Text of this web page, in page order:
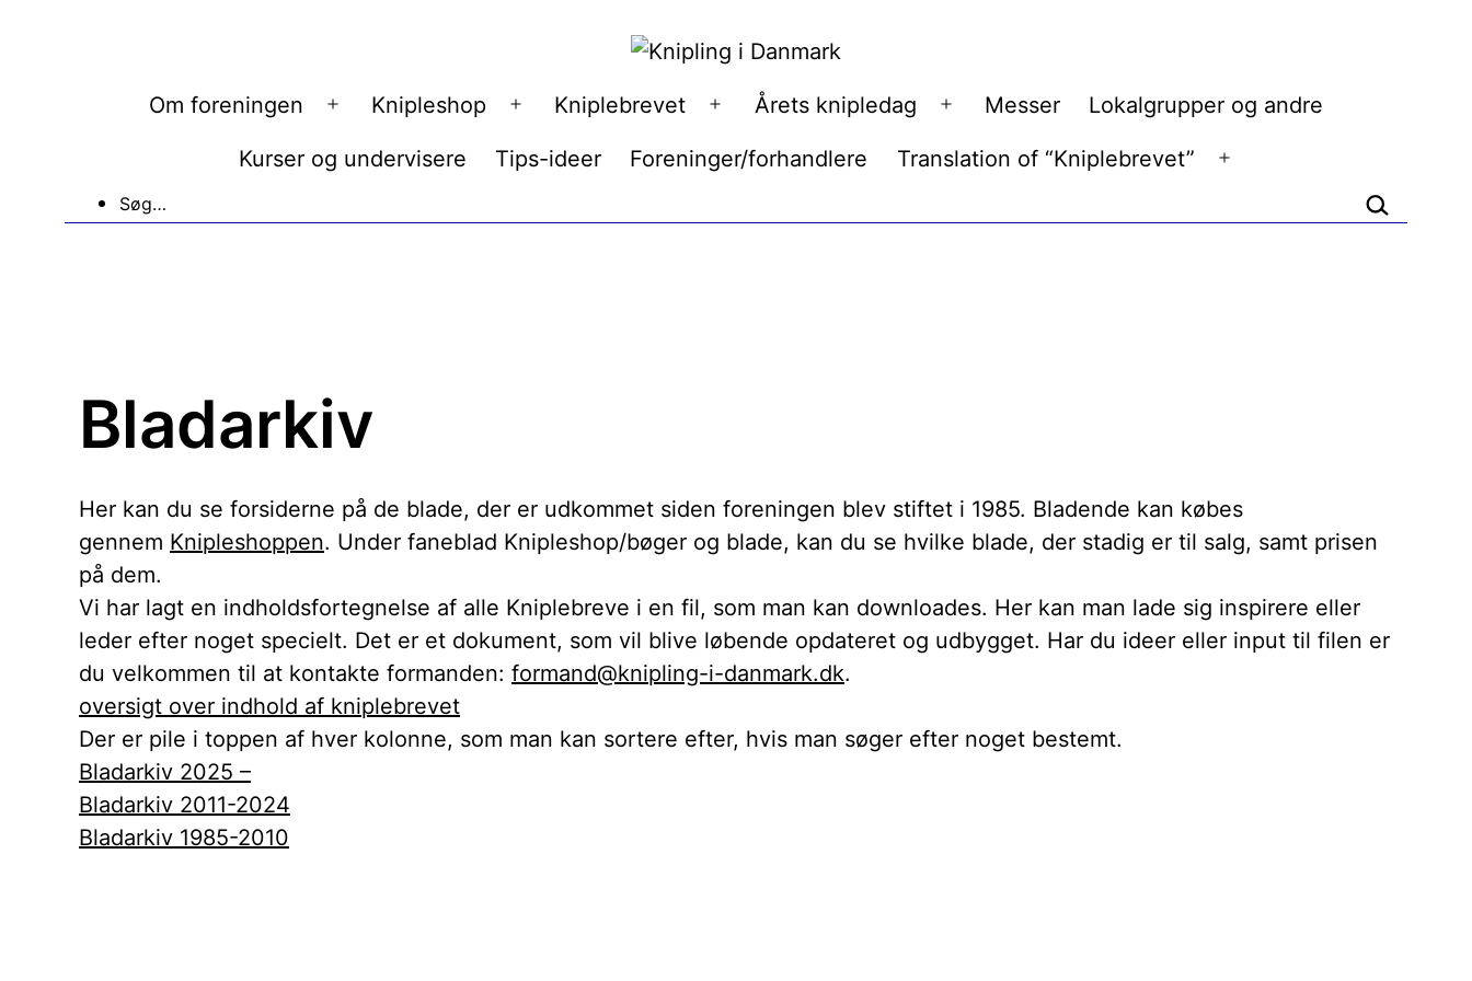
indholdOm foreningen
menu
Knipleshop
menu
Kniplebrevet
menu
Årets knipledag
menu
Messer Lokalgrupper og andre
Kurser og undervisere Tips-ideer Foreninger/forhandlere Translation of “Kniplebrevet”
Søg…
Bladarkiv
Her kan du se forsiderne på de blade, der er udkommet siden foreningen blev stiftet i 1985. Bladende kan købes
gennem Knipleshoppen. Under faneblad Knipleshop/bøger og blade, kan du se hvilke blade, der stadig er til salg, samt prisen
på dem.
Vi har lagt en indholdsfortegnelse af alle Kniplebreve i en fil, som man kan downloades. Her kan man lade sig inspirere eller
leder efter noget specielt. Det er et dokument, som vil blive løbende opdateret og udbygget. Har du ideer eller input til filen er
du velkommen til at kontakte formanden: formand@knipling-i-danmark.dk.
oversigt over indhold af kniplebrevet
Der er pile i toppen af hver kolonne, som man kan sortere efter, hvis man søger efter noget bestemt.
Bladarkiv 2025 –
Bladarkiv 2011-2024
Bladarkiv 1985-2010